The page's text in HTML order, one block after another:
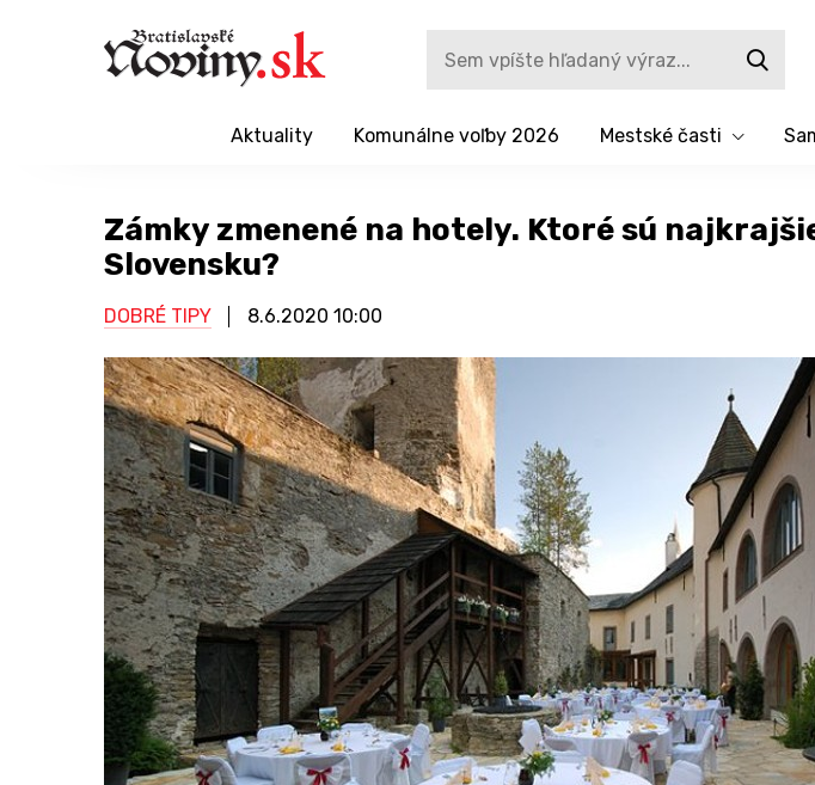
Aktuality Komunálne voľby 2026 Mestské časti
Zámky zmenené na hotely. Ktoré sú
Slovensku?
DOBRÉ TIPY 8.6.2020 10:00